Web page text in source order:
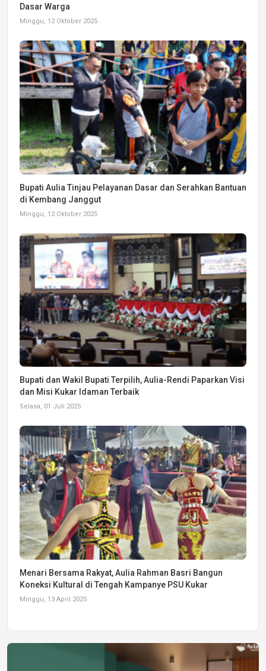
Dasar Warga
Minggu, 12 Oktober 2025
Bupati Aulia Tinjau Pelayanan Dasar dan Serahkan Bantuan
di Kembang Janggut
Minggu, 12 Oktober 2025
Bupati dan Wakil Bupati Terpilih, Aulia-Rendi Paparkan Visi
dan Misi Kukar Idaman Terbaik
Selasa, 01 Juli 2025
Menari Bersama Rakyat, Aulia Rahman Basri Bangun
Koneksi Kultural di Tengah Kampanye PSU Kukar
Minggu, 13 April 2025